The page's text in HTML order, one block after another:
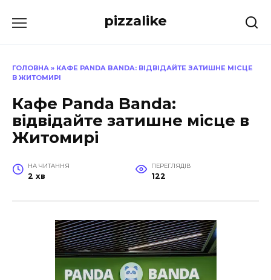
до
pizzalike
ГОЛОВНА » КАФЕ PANDA BANDA: ВІДВІДАЙТЕ ЗАТИШНЕ МІСЦЕ
В ЖИТОМИРІ
Кафе Panda Banda:
відвідайте затишне місце в
Житомирі
НА ЧИТАННЯ
2 хв
ПЕРЕГЛЯДІВ
122